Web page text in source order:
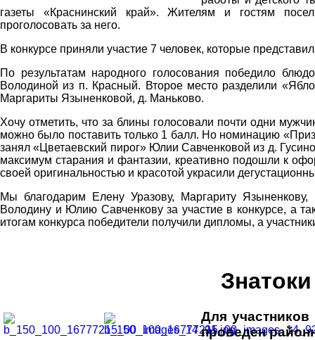
газеты «Краснинский край». Жителям и гостям
проголосовать за него.
В конкурсе приняли участие 7 человек, которые
По результатам народного голосования победило
Володиной из п. Красный. Второе место разделили
Маргариты Языненковой, д. Маньково.
Хочу отметить, что за блины голосовали почти одни
можно было поставить только 1 балл. Но номинацию
занял «Цветаевский пирог» Юлии Савченковой из д.
максимум старания и фантазии, креативно подошли к
своей оригинальностью и красотой украсили
Мы благодарим Елену Уразову, Маргариту
Володину и Юлию Савченкову за участие в конкурсе, а
итогам конкурса победители получили дипломы, а
Для
проведен